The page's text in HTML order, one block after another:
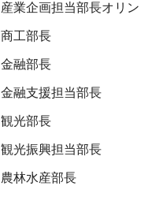
産業企画担当部長オリ
商工部長
金融部長
金融支援担当部長
観光部長
観光振興担当部長
農林水産部長